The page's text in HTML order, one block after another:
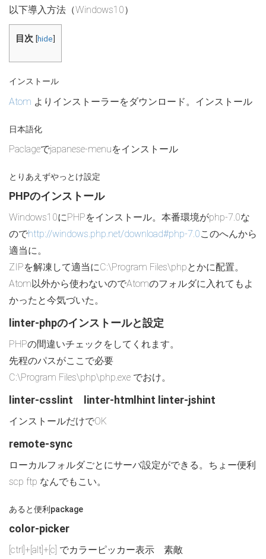
以下導入方法（Windows10）
目次 [hide]
インストール
Atom よりインストーラーをダウンロード。インストール
日本語化
Paclageでjapanese-menuをインストール
とりあえずやっとけ設定
PHPのインストール
Windows10にPHPをインストール。本番環境がphp-7.0な
のでhttp://windows.php.net/download#php-7.0このへんから
適当に。
ZIPを解凍して適当にC:\Program Files\phpとかに配置。
Atom以外から使わないのでAtomのフォルダに入れてもよ
かったと今気づいた。
linter-phpのインストールと設定
PHPの間違いチェックをしてくれます。
先程のパスがここで必要
C:\Program Files\php\php.exe でおけ。
linter-csslint linter-htmlhint linter-jshint
インストールだけでOK
remote-sync
ローカルフォルダごとにサーバ設定ができる。ちょー便利
scp ftp なんでもこい。
あると便利package
color-picker
[ctrl]+[alt]+[c] でカラーピッカー表示 素敵